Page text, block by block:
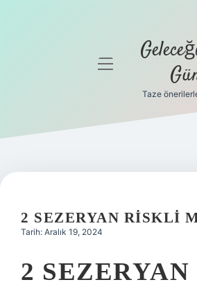
Gizlilik
Hakkımızda
menüyü
Taze
2 SEZERYAN RISKLI
Tarih: Aralık 19, 2024
2